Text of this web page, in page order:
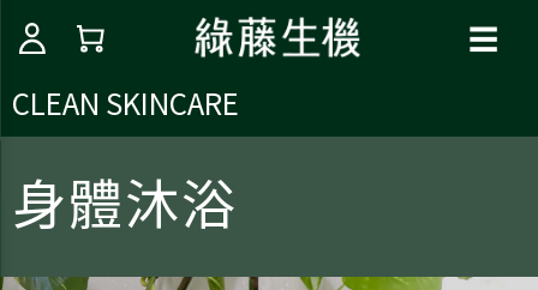
☰
CLEAN SKINCARE
身體沐浴